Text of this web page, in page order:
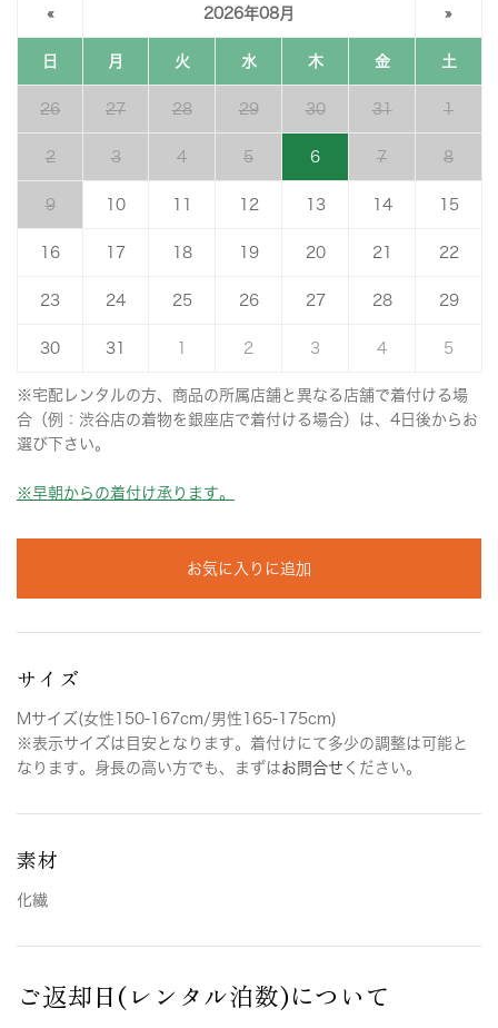
« 2026年08月 »
日 月 火 水 木 金 土
26 27 28 29 30 31 1
2 3 4 5 6 7 8
9 10 12 13 14 15
16 17 18 19 20 21 22
23 24 25 26 27 28 29
30 31 2 3 4 5
※宅配レンタルの方、商品の所属店舗と異なる店舗で着付ける場
合（例：渋谷店の着物を銀座店で着付ける場合）は、4日後からお
選び下さい。
※早朝からの着付け承ります。
お気に入りに追加
サイズ
Mサイズ(女性150-167cm/男性165-175cm)
※表示サイズは目安となります。着付けにて多少の調整は可能と
なります。身長の高い方でも、まずはお問合せ ください。
素材
化繊
ご返却日(レンタル泊数)について